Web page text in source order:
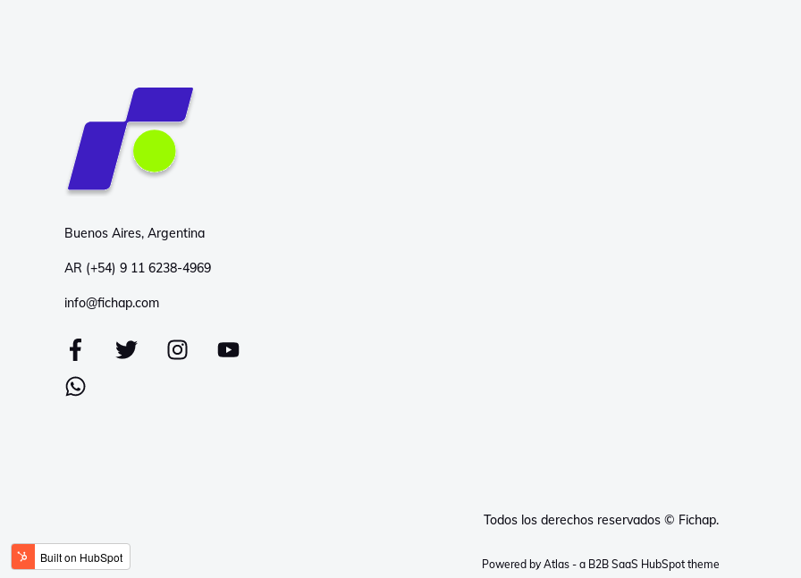
Buenos Aires, Argentina
AR (+54) 9 11 6238-4969
info@fichap.com
Todos los derechos reservados © Fichap.
Powered by Atlas - a B2B SaaS HubSpot theme